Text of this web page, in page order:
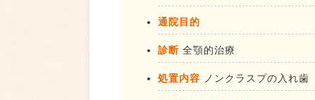
通院目的
診断 全顎的治療
処置内容 ノンクラスプの入れ